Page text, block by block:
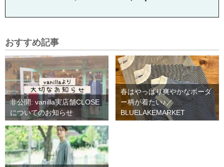
おすすめ記事
非公開: vanilla実店舗CLOSE
についてのお知らせ
春はやっぱり爽やかなボーダ
ー柄が着たい♪／
BLUELAKEMARKET